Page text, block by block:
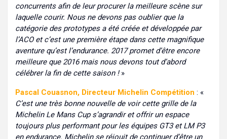
concurrents afin de leur procurer la meilleure scène sur
laquelle courir. Nous ne devons pas oublier que la
catégorie des prototypes a été créée et développée par
l’ACO et c’est une première étape dans cette magnifique
aventure qu’est l’endurance. 2017 promet d’être encore
meilleure que 2016 mais nous devons tout d’abord
célébrer la fin de cette saison !»
Pascal Couasnon, Directeur Michelin Compétition : «
C’est une très bonne nouvelle de voir cette grille de la
Michelin Le Mans Cup s’agrandir et offrir un espace
toujours plus performant pour les équipes GT3 et LM P3
en endurance. Michelin se réjouit de continuer d’être un